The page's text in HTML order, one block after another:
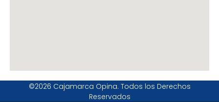
©2026 Cajamarca Opina. Todos los Derechos
Reservados